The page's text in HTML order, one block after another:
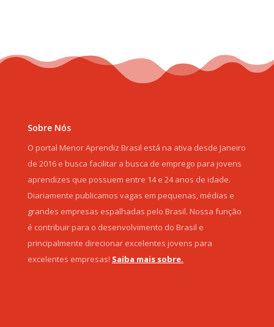
Sobre Nós
O portal Menor Aprendiz Brasil está na ativa desde Janeiro
de 2016 e busca facilitar a busca de emprego para jovens
aprendizes que possuem entre 14 e 24 anos de idade.
Diariamente publicamos vagas em pequenas, médias e
grandes empresas espalhadas pelo Brasil. Nossa função
é contribuir para o desenvolvimento do Brasil e
principalmente direcionar excelentes jovens para
excelentes empresas! Saiba mais sobre.